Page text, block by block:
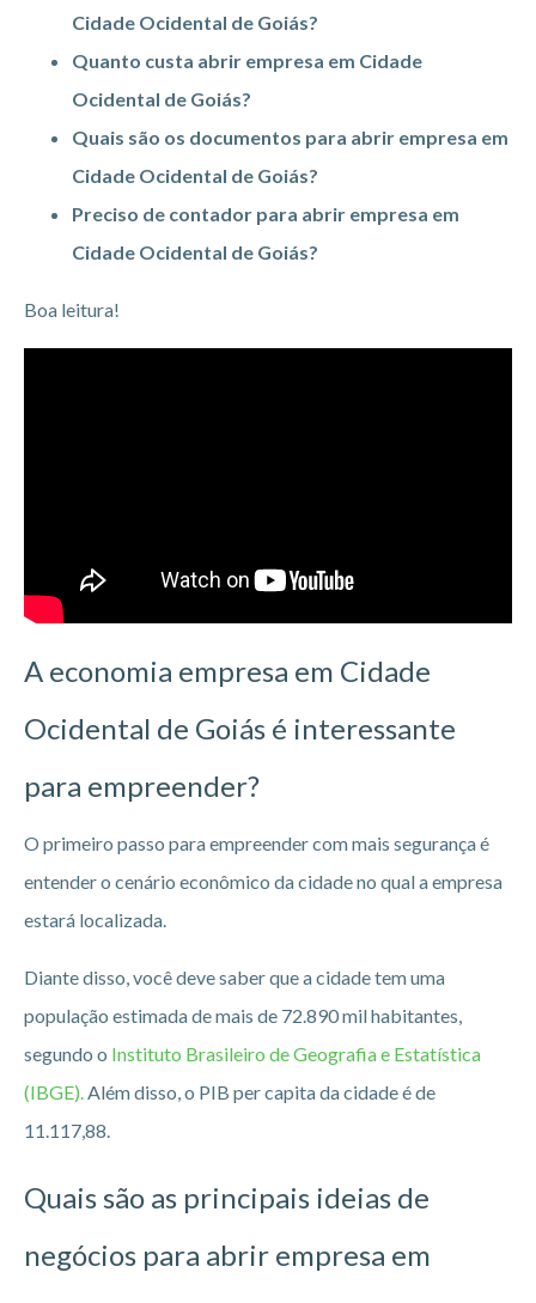
Cidade Ocidental de Goiás?
Quanto custa abrir empresa em Cidade
Ocidental de Goiás?
Quais são os documentos para abrir empresa em
Cidade Ocidental de Goiás?
Preciso de contador para abrir empresa em
Cidade Ocidental de Goiás?
Boa leitura!
A economia empresa em Cidade
Ocidental de Goiás é interessante
para empreender?
O primeiro passo para empreender com mais segurança é
entender o cenário econômico da cidade no qual a empresa
estará localizada.
Diante disso, você deve saber que a cidade tem uma
população estimada de mais de 72.890 mil habitantes,
segundo o Instituto Brasileiro de Geografia e Estatística
(IBGE). Além disso, o PIB per capita da cidade é de
11.117,88.
Quais são as principais ideias de
negócios para abrir empresa em